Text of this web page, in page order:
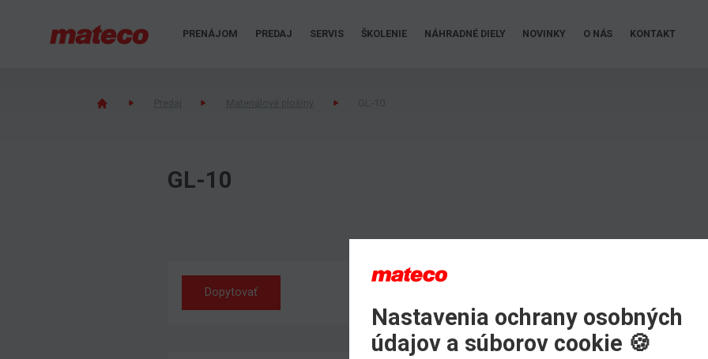
PRENÁJOM PREDAJ SERVIS ŠKOLENIE NÁHRADNÉ DIELY NOVINKY O NÁS KONTAKT
GL-10
Dopytovať
Nastavenia ochrany osobných
údajov a súborov cookie 🍪